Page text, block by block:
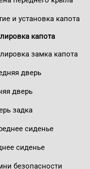
и установка капота
капота
замка капота
дверь
дверь
задка
сиденье
сиденье
безопасности